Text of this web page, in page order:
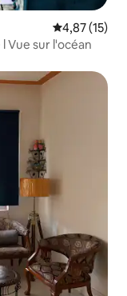
Évaluation
4,87 (15)
Vue sur l'océan